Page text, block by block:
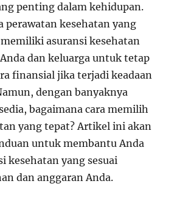
penting dalam kehidupan.
perawatan kesehatan yang
asuransi kesehatan
dan keluarga untuk tetap
finansial jika terjadi keadaan
dengan banyaknya
bagaimana cara memilih
yang tepat? Artikel ini akan
untuk membantu Anda
kesehatan yang sesuai
dan anggaran Anda.